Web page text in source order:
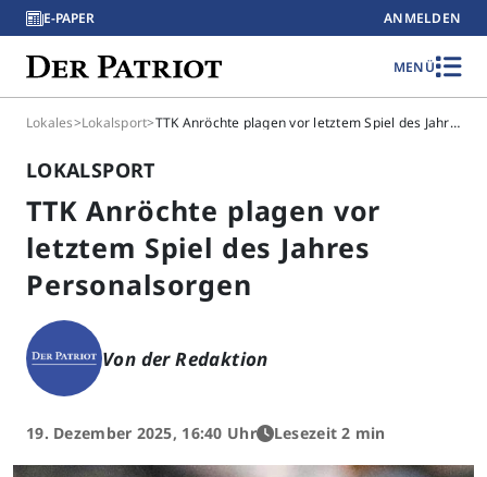
E-PAPER ANMELDEN
MENÜ
Lokales>Lokalsport> TTK Anröchte plagen vor letztem Spiel des Jahres Personalsorgen
LOKALSPORT
TTK Anröchte plagen vor
letztem Spiel des Jahres
Personalsorgen
Von der Redaktion
19. Dezember 2025, 16:40 Uhr Lesezeit 2 min